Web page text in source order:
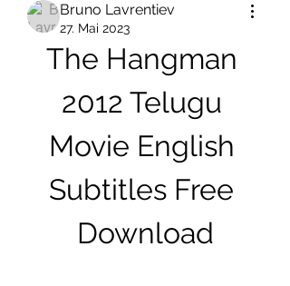
Bruno Lavrentiev
27. Mai 2023
The Hangman
2012 Telugu
Movie English
Subtitles Free
Download